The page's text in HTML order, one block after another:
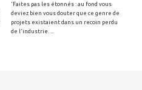
'Faites pas les étonnés : au fond vous
deviez bien vous douter que ce genre de
projets existaient dans un recoin perdu
de l'industrie. ...